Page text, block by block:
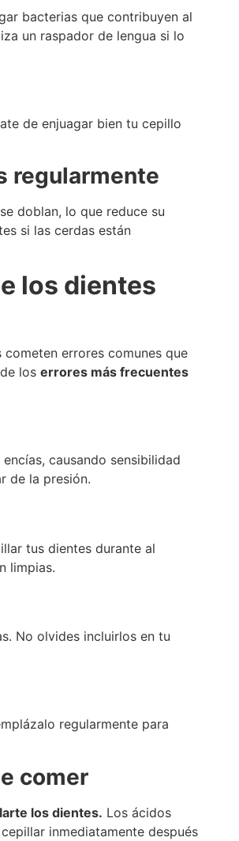
bacterias que contribuyen al
un raspador de lengua si lo
de enjuagar bien tu cepillo
regularmente
doblan, lo que reduce su
si las cerdas están
los dientes
errores comunes que
los errores más frecuentes
causando sensibilidad
de la presión.
tus dientes durante al
limpias.
No olvides incluirlos en tu
regularmente para
comer
los dientes. Los ácidos
inmediatamente después